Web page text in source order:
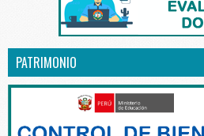
PATRIMONIO